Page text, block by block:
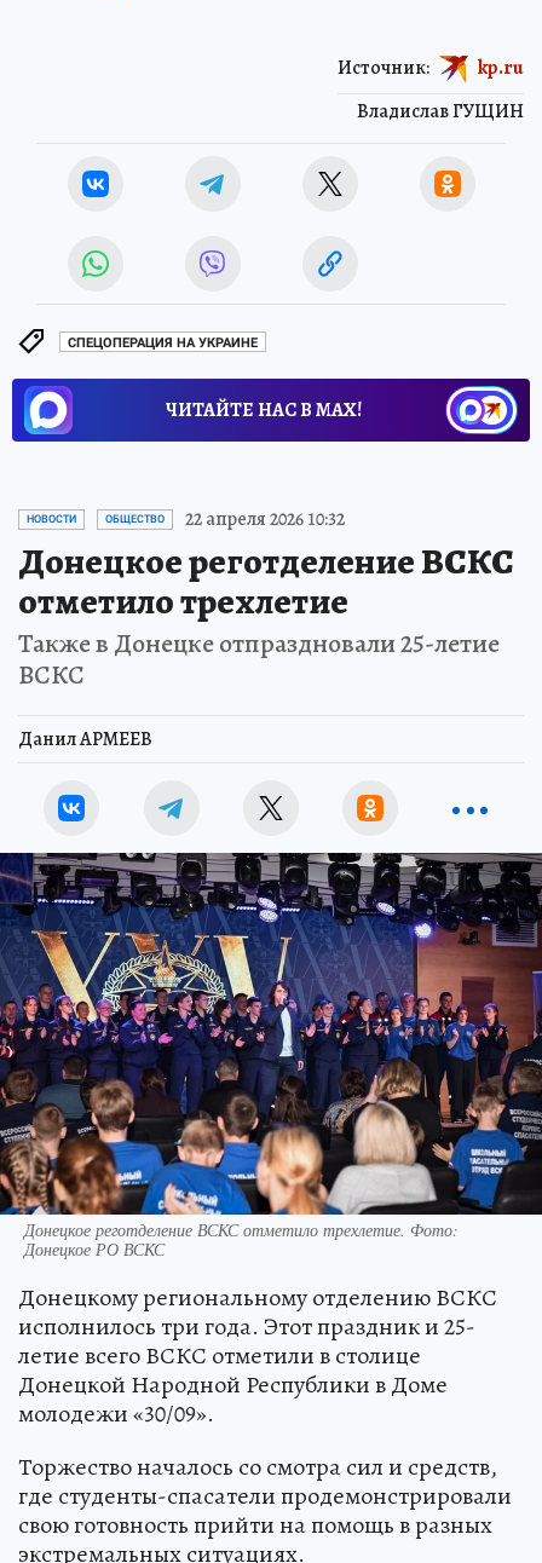
Владислав ГУЩИН
Источник: kp.ru
СПЕЦОПЕРАЦИЯ НА УКРАИНЕ
ЧИТАЙТЕ НАС В МАХ!
НОВОСТИ ОБЩЕСТВО 22 апреля 2026 10:32
Донецкое реготделение ВСКС
отметило трехлетие
Также в Донецке отпраздновали 25-летие
ВСКС
Данил АРМЕЕВ
Донецкое реготделение ВСКС отметило трехлетие. Фото:
Донецкое РО ВСКС
Донецкому региональному отделению ВСКС
исполнилось три года. Этот праздник и 25-
летие всего ВСКС отметили в столице
Донецкой Народной Республики в Доме
молодежи «30/09».
Торжество началось со смотра сил и средств,
где студенты-спасатели продемонстрировали
свою готовность прийти на помощь в разных
экстремальных ситуациях.